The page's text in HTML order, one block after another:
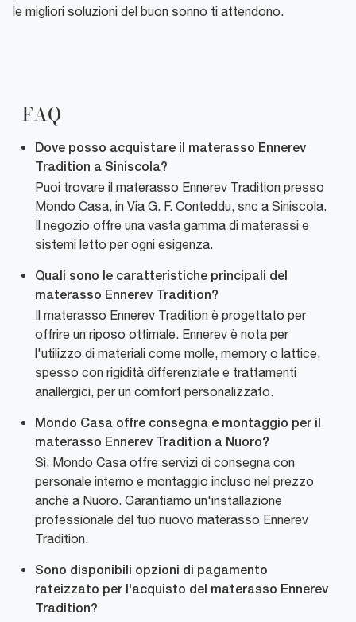
le migliori soluzioni del buon sonno ti attendono.
FAQ
Dove posso acquistare il materasso Ennerev
Tradition a Siniscola?
Puoi trovare il materasso Ennerev Tradition presso
Mondo Casa, in Via G. F. Conteddu, snc a Siniscola.
Il negozio offre una vasta gamma di materassi e
sistemi letto per ogni esigenza.
Quali sono le caratteristiche principali del
materasso Ennerev Tradition?
Il materasso Ennerev Tradition è progettato per
offrire un riposo ottimale. Ennerev è nota per
l'utilizzo di materiali come molle, memory o lattice,
spesso con rigidità differenziate e trattamenti
anallergici, per un comfort personalizzato.
Mondo Casa offre consegna e montaggio per il
materasso Ennerev Tradition a Nuoro?
Sì, Mondo Casa offre servizi di consegna con
personale interno e montaggio incluso nel prezzo
anche a Nuoro. Garantiamo un'installazione
professionale del tuo nuovo materasso Ennerev
Tradition.
Sono disponibili opzioni di pagamento
rateizzato per l'acquisto del materasso Ennerev
Tradition?